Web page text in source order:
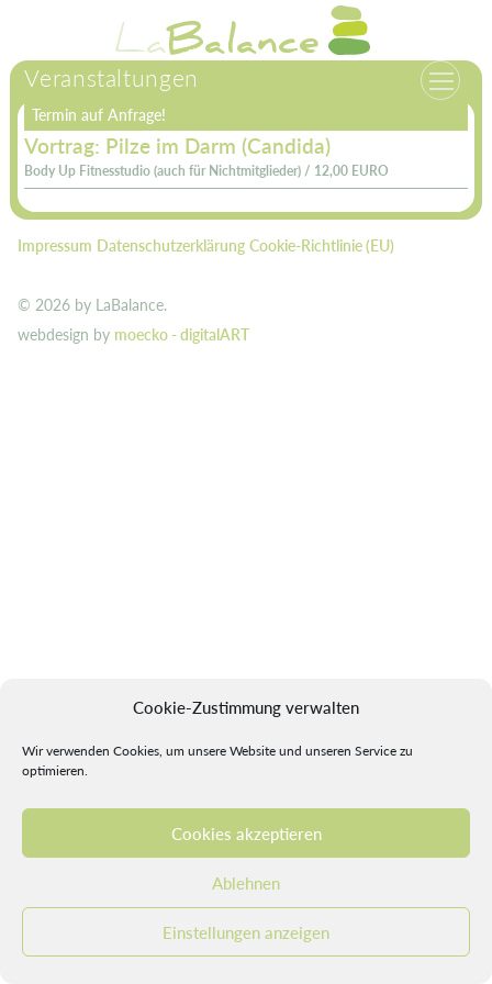
Cookie-Zustimmung verwalten
Wir verwenden Cookies, um unsere Website und unseren Service zu
optimieren.
Cookies akzeptieren
Ablehnen
Einstellungen anzeigen
springen
LaBalance
Veranstaltungen
Termin auf Anfrage!
Vortrag: Pilze im Darm (Candida)
Body Up Fitnesstudio (auch für Nichtmitglieder) / 12,00 EURO
Nach oben
Seite Drucken
Impressum Datenschutzerklärung Cookie-Richtlinie (EU)
© 2026 by LaBalance.
webdesign by moecko - digitalART